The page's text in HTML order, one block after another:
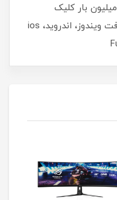
تعداد کلید:104 عدد طول عمر:5 میلیون بار کلیک
سازگار با:سیستم عامل مایکروسافت ویندوز، اندروید، ios